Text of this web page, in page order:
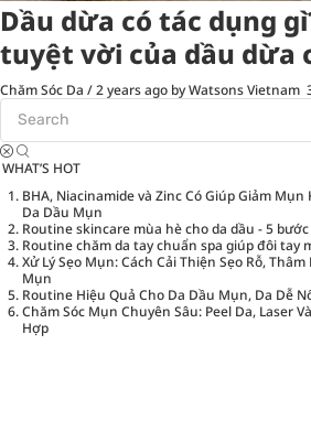
Dầu dừa có tác dụng
tuyệt vời của dầu dừa
Chăm Sóc Da /2 years ago by Watsons Vietnam
WHAT’S HOT
BHA, Niacinamide và Zinc Có Giúp Giảm
Da Dầu Mụn
Routine skincare mùa hè cho da dầu - 5
Routine chăm da tay chuẩn spa giúp đôi tay
Xử Lý Sẹo Mụn: Cách Cải Thiện Sẹo Rỗ,
Mụn
Routine Hiệu Quả Cho Da Dầu Mụn, Da Dễ
Chăm Sóc Mụn Chuyên Sâu: Peel Da, Laser
Hợp